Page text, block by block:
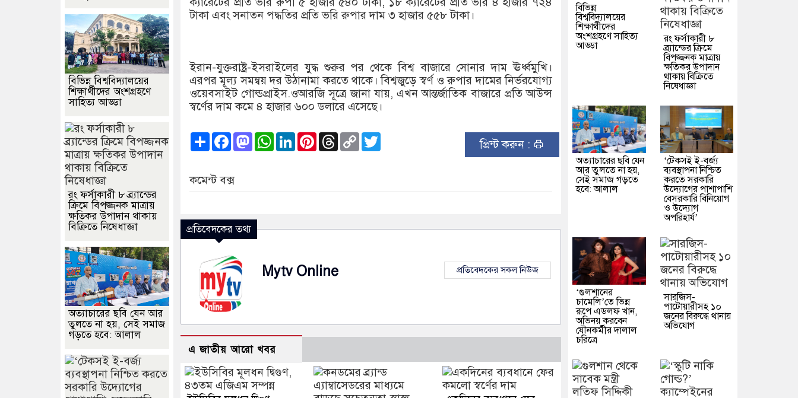
টাকা এবং সনাতন পদ্ধতির প্রতি ভরি রুপার দাম ৩ হাজার ৫৫৮ টাকা।
ইরান-যুক্তরাষ্ট্র-ইসরাইলের যুদ্ধ শুরুর পর থে‌কে বিশ্ব বাজারে সোনার দাম ঊর্ধ্বমুখি।
এরপর মূল্য সমন্বয় দর উঠানামা করতে থাকে। বিশ্বজুড়ে স্বর্ণ ও রুপার দামের নির্ভরযোগ্য
ওয়েবসাইট গোল্ডপ্রাইস.ওআরজি সূত্রে জানা যায়, এখন আন্তর্জাতিক বাজারে প্রতি আউন্স
স্বর্ণের দাম কমে ৪ হাজার ৬০০ ডলারে এসেছে।
ShareFacebook
Mastodon
WhatsApp
LinkedInPinterest
Threads
Copy
Link প্রিন্ট করুন :
কমেন্ট বক্স
প্রতিবেদকের তথ্য
Mytv Online প্রতিবেদকের সকল নিউজ
এ জাতীয় আরো খবর
বিভিন্ন বিশ্ববিদ্যালয়ের
শিক্ষার্থীদের অংশগ্রহণে
সাহিত্য আড্ডা
রং ফর্সাকারী ৮ ব্র্যান্ডের
ক্রিমে বিপজ্জনক মাত্রায়
ক্ষতিকর উপাদান থাকায়
বিক্রিতে নিষেধাজ্ঞা
অত্যাচারের ছবি যেন আর
তুলতে না হয়, সেই সমাজ
গড়তে হবে: আলাল
বিভিন্ন
বিশ্ববিদ্যালয়ের
শিক্ষার্থীদের
অংশগ্রহণে সাহিত্য
আড্ডা
রং ফর্সাকারী ৮
ব্র্যান্ডের ক্রিমে
বিপজ্জনক মাত্রায়
ক্ষতিকর উপাদান
থাকায় বিক্রিতে
নিষেধাজ্ঞা
অত্যাচারের ছবি যেন
আর তুলতে না হয়,
সেই সমাজ গড়তে
হবে: আলাল
‘টেকসই ই-বর্জ্য
ব্যবস্থাপনা নিশ্চিত
করতে সরকারি
উদ্যোগের পাশাপাশি
বেসরকারি বিনিয়োগ
ও উদ্যোগ
অপরিহার্য’
‘গুলশানের
চামেলি’তে ভিন্ন
রূপে এডলফ খান,
অভিনয় করবেন
যৌনকর্মীর দালাল
চরিত্রে
সারজিস-
পাটোয়ারীসহ ১০
জনের বিরুদ্ধে থানায়
অভিযোগ